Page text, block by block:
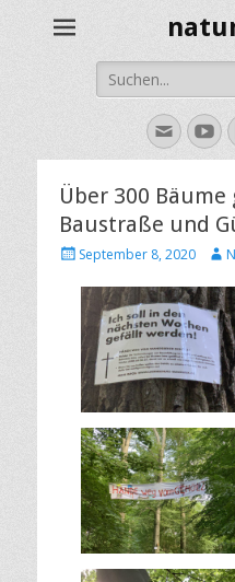
Suche
nach:
E-
Mail
Über 300
Baustraße und
Veröffentlicht
September 8, 2020